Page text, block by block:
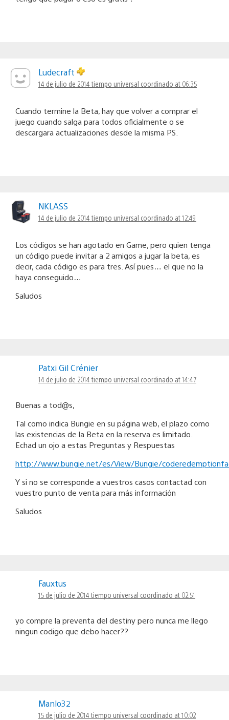
Ludecraft
14 de julio de 2014 tiempo universal coordinado at 06:35
Cuando termine la Beta, hay que volver a comprar el
juego cuando salga para todos oficialmente o se
descargara actualizaciones desde la misma PS.
NKLASS
14 de julio de 2014 tiempo universal coordinado at 12:49
Los códigos se han agotado en Game, pero quien tenga
un código puede invitar a 2 amigos a jugar la beta, es
decir, cada código es para tres. Así pues… el que no la
haya conseguido…
Saludos
Patxi Gil Crénier
14 de julio de 2014 tiempo universal coordinado at 14:47
Buenas a tod@s,
Tal como indica Bungie en su página web, el plazo como
las existencias de la Beta en la reserva es limitado.
Echad un ojo a estas Preguntas y Respuestas
http://www.bungie.net/es/View/Bungie/
Y si no se corresponde a vuestros casos contactad con
vuestro punto de venta para más información
Saludos
Fauxtus
15 de julio de 2014 tiempo universal coordinado at 02:51
yo compre la preventa del destiny pero nunca me llego
ningun codigo que debo hacer??
Manlo32
15 de julio de 2014 tiempo universal coordinado at 10:02